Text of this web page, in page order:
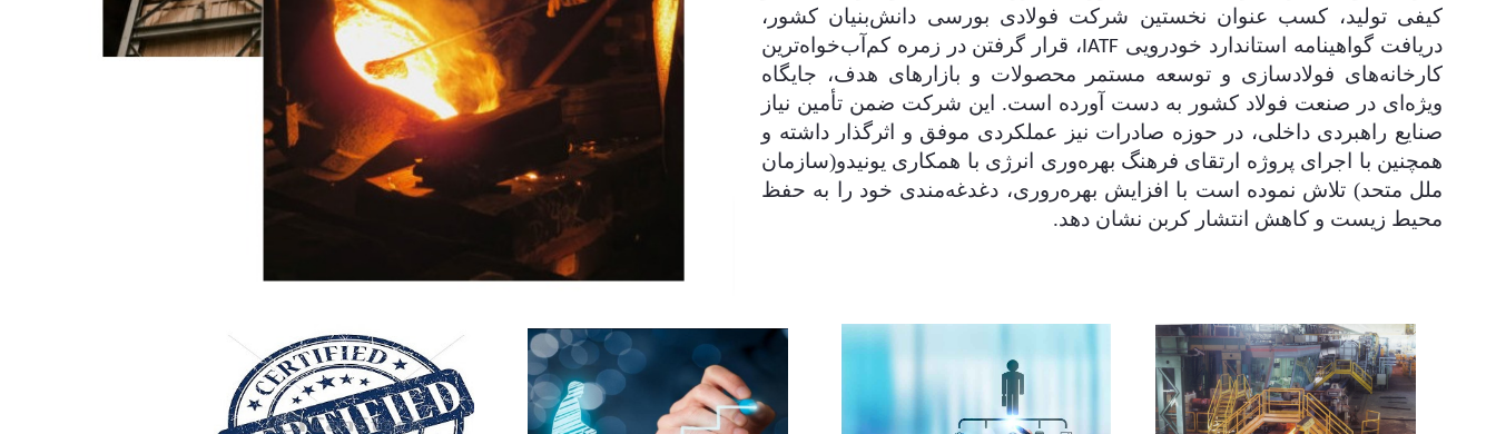
کیفی تولید، کسب عنوان نخستین شرکت فولادی بورسی دانش‌بنیان کشور،
دریافت گواهینامه استاندارد خودرویی IATF، قرار گرفتن در زمره کم‌آب‌خواه‌ترین
کارخانه‌های فولادسازی و توسعه مستمر محصولات و بازارهای هدف، جایگاه
ویژه‌ای در صنعت فولاد کشور به دست آورده است. این شرکت ضمن تأمین نیاز
صنایع راهبردی داخلی، در حوزه صادرات نیز عملکردی موفق و اثرگذار داشته و
همچنین با اجرای پروژه ارتقای فرهنگ بهره‌وری انرژی با همکاری یونیدو(سازمان
ملل متحد) تلاش نموده است با افزایش بهره‌روری، دغدغه‌مندی خود را به حفظ
محیط زیست و کاهش انتشار کربن نشان دهد.